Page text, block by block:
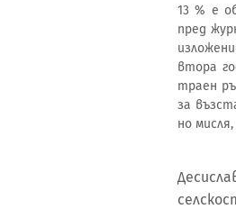
13 % е
пред
втора
траен
за
но